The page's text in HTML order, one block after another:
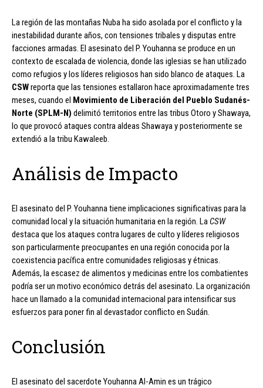
La región de las montañas Nuba ha sido asolada por el conflicto y la
inestabilidad durante años, con tensiones tribales y disputas entre
facciones armadas. El asesinato del P. Youhanna se produce en un
contexto de escalada de violencia, donde las iglesias se han utilizado
como refugios y los líderes religiosos han sido blanco de ataques. La
CSWreporta que las tensiones estallaron hace aproximadamente tres
meses, cuando el Movimiento de Liberación del Pueblo Sudanés-
Norte (SPLM-N) delimitó territorios entre las tribus Otoro y Shawaya,
lo que provocó ataques contra aldeas Shawaya y posteriormente se
extendió a la tribu Kawaleeb.
Análisis de Impacto
El asesinato del P. Youhanna tiene implicaciones significativas para la
comunidad local y la situación humanitaria en la región. LaCSW
destaca que los ataques contra lugares de culto y líderes religiosos
son particularmente preocupantes en una región conocida por la
coexistencia pacífica entre comunidades religiosas y étnicas.
Además, la escasez de alimentos y medicinas entre los combatientes
podría ser un motivo económico detrás del asesinato. La organización
hace un llamado a la comunidad internacional para intensificar sus
esfuerzos para poner fin al devastador conflicto en Sudán.
Conclusión
El asesinato del sacerdote Youhanna Al-Amin es un trágico